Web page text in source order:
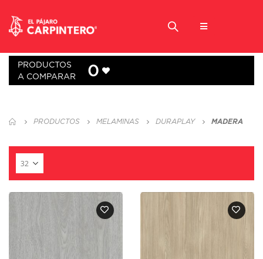
PRODUCTOS
A COMPARAR
0
PRODUCTOS MELAMINAS DURAPLAY MADERA